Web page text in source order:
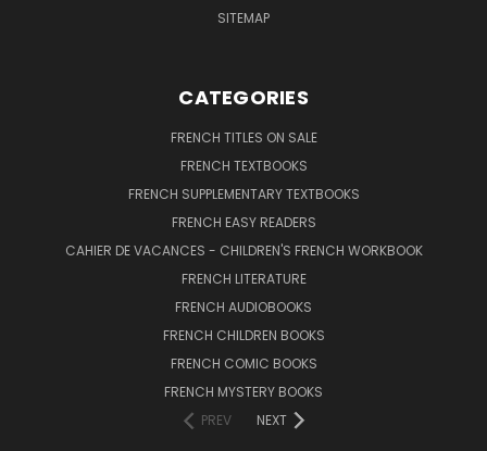
SITEMAP
CATEGORIES
FRENCH TITLES ON SALE
FRENCH TEXTBOOKS
FRENCH SUPPLEMENTARY TEXTBOOKS
FRENCH EASY READERS
CAHIER DE VACANCES - CHILDREN'S FRENCH WORKBOOK
FRENCH LITERATURE
FRENCH AUDIOBOOKS
FRENCH CHILDREN BOOKS
FRENCH COMIC BOOKS
FRENCH MYSTERY BOOKS
PREV
NEXT